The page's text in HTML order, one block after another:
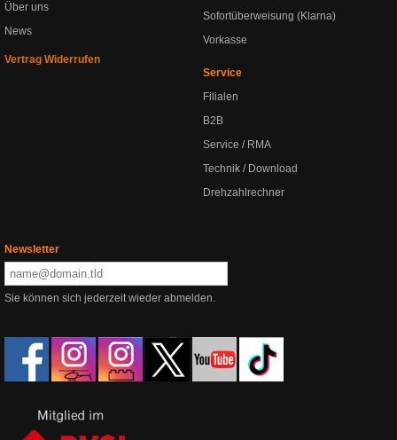
Über uns
News
Vertrag Widerrufen
Sofortüberweisung (Klarna)
Vorkasse
Service
Filialen
B2B
Service / RMA
Technik / Download
Drehzahlrechner
Newsletter
Sie können sich jederzeit wieder abmelden.